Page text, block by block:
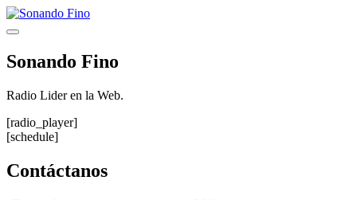
Saltar
al
Menú
Sonando Fino
Radio Lider en la Web.
[radio_player]
[schedule]
Contáctanos